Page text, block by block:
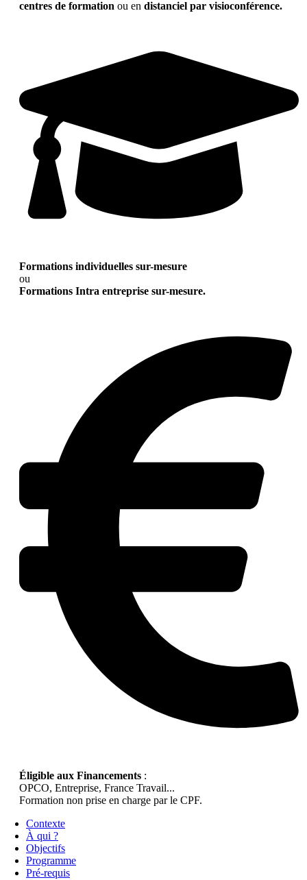
centres de formation ou en distanciel par visioconférence.
Formations individuelles sur-mesure
ou
Formations Intra entreprise sur-mesure.
Éligible aux Financements :
OPCO, Entreprise, France Travail...
Formation non prise en charge par le CPF.
Contexte
À qui ?
Objectifs
Programme
Pré-requis